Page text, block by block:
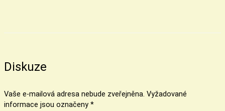
Diskuze
Vaše e-mailová adresa nebude zveřejněna. Vyžadované
informace jsou označeny *